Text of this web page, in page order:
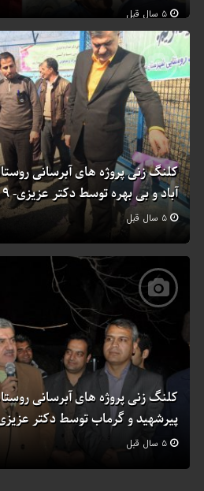
۵ سال قبل
کلنگ زنی پروژه های آبرسانی
آباد و بی بهره توسط دکتر عزیزی- ۹ اسفند ۱۳۹۶
۵ سال قبل
کلنگ زنی پروژه های آبرسانی
پیرشهید و گرماب توسط دکتر
۵ سال قبل